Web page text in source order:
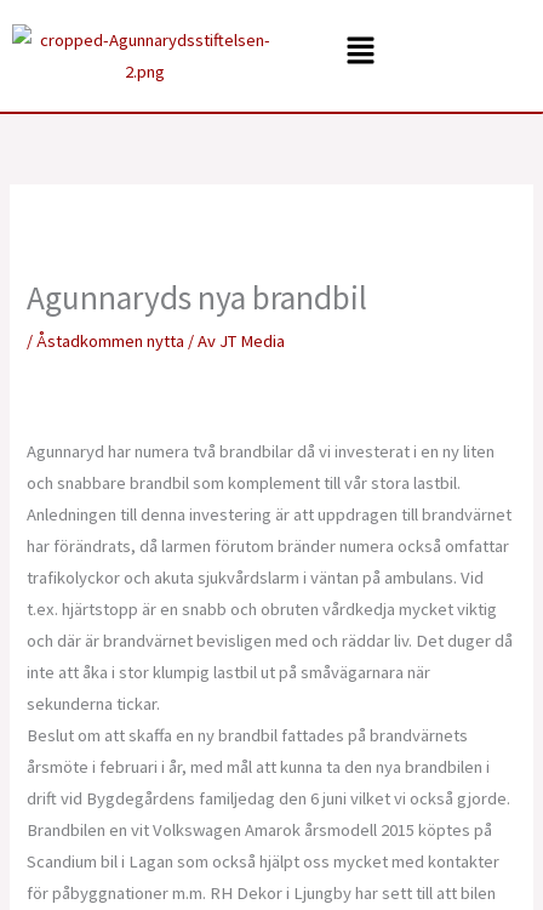
till
Menu
Agunnaryds nya brandbil
/Åstadkommen nytta / Av JT Media
Agunnaryd har numera två brandbilar då vi investerat i en ny liten
och snabbare brandbil som komplement till vår stora lastbil.
Anledningen till denna investering är att uppdragen till brandvärnet
har förändrats, då larmen förutom bränder numera också omfattar
trafikolyckor och akuta sjukvårdslarm i väntan på ambulans. Vid
t.ex. hjärtstopp är en snabb och obruten vårdkedja mycket viktig
och där är brandvärnet bevisligen med och räddar liv. Det duger då
inte att åka i stor klumpig lastbil ut på småvägarnara när
sekunderna tickar.
Beslut om att skaffa en ny brandbil fattades på brandvärnets
årsmöte i februari i år, med mål att kunna ta den nya brandbilen i
drift vid Bygdegårdens familjedag den 6 juni vilket vi också gjorde.
Brandbilen en vit Volkswagen Amarok årsmodell 2015 köptes på
Scandium bil i Lagan som också hjälpt oss mycket med kontakter
för påbyggnationer m.m. RH Dekor i Ljungby har sett till att bilen